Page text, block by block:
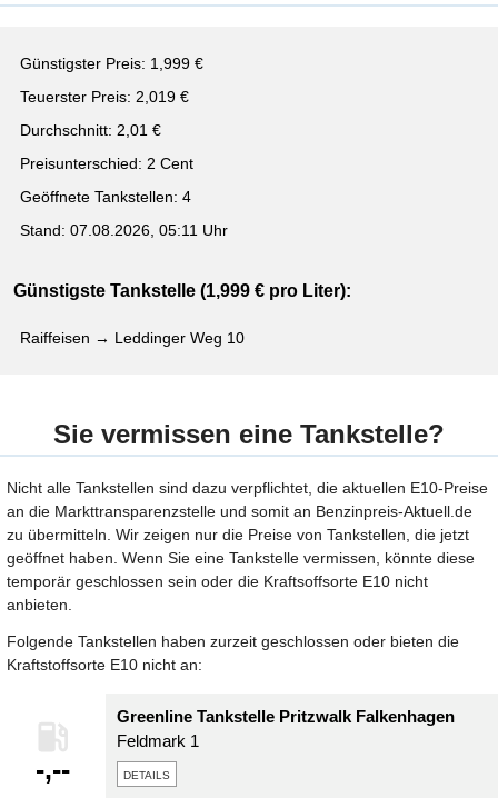
Günstigster Preis: 1,999 €
Teuerster Preis: 2,019 €
Durchschnitt: 2,01 €
Preisunterschied: 2 Cent
Geöffnete Tankstellen: 4
Stand: 07.08.2026, 05:11 Uhr
Günstigste Tankstelle (1,999 € pro Liter):
Raiffeisen → Leddinger Weg 10
Sie vermissen eine Tankstelle?
Nicht alle Tankstellen sind dazu verpflichtet, die aktuellen E10-Preise
an die Markttransparenzstelle und somit an Benzinpreis-Aktuell.de
zu übermitteln. Wir zeigen nur die Preise von Tankstellen, die jetzt
geöffnet haben. Wenn Sie eine Tankstelle vermissen, könnte diese
temporär geschlossen sein oder die Kraftsoffsorte E10 nicht
anbieten.
Folgende Tankstellen haben zurzeit geschlossen oder bieten die
Kraftstoffsorte E10 nicht an:
-,--
Greenline Tankstelle Pritzwalk Falkenhagen
Feldmark 1
details